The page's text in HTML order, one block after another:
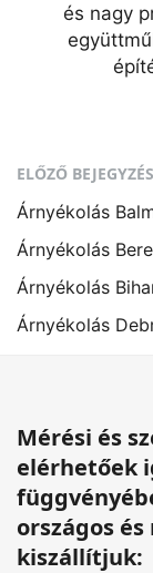
és nagy
ELŐZŐ
Árnyékolás
Árnyékolás
Árnyékolás
Árnyékolás
Mérési és
elérhetőek
országos
kiszállítjuk: